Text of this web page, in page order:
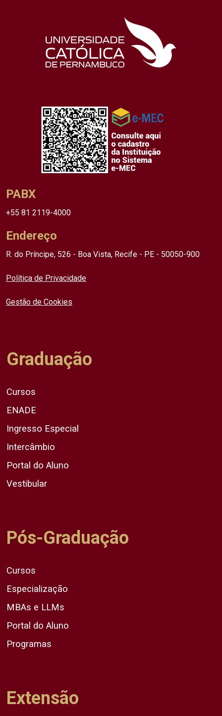
PABX
+55 81 2119-4000
Endereço
R. do Príncipe, 526 - Boa Vista, Recife - PE - 50050-900
Política de Privacidade
Gestão de Cookies
Graduação
Cursos
ENADE
Ingresso Especial
Intercâmbio
Portal do Aluno
Vestibular
Pós-Graduação
Cursos
Especialização
MBAs e LLMs
Portal do Aluno
Programas
Extensão